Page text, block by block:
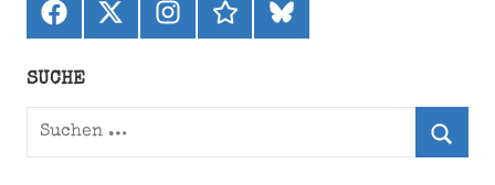
Facebook
X
(ehemals
Instagramthreadsbluesky
SUCHE
Suchen